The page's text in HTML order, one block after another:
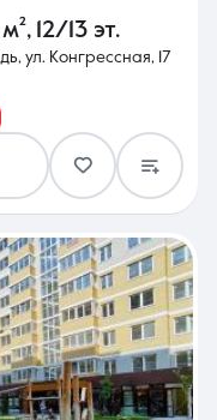
, 12/13 эт.
ул. Конгрессная, 17